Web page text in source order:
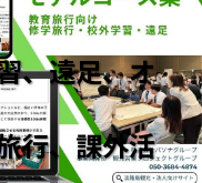
、遠足、オ
行、課外活